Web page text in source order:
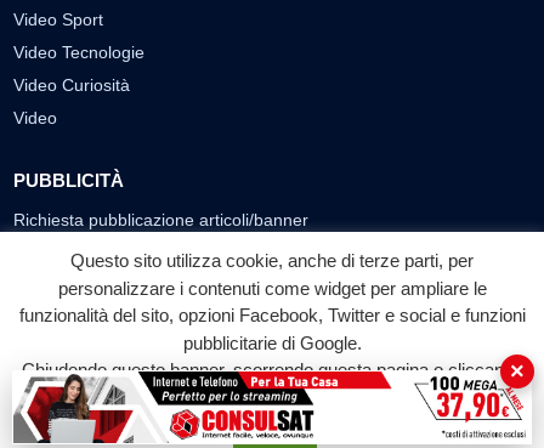
Video Sport
Video Tecnologie
Video Curiosità
Video
PUBBLICITÀ
Richiesta pubblicazione articoli/banner
SEGUICI SUI SOCIAL
f
Facebook
◎ ▶
YouTube
© 2026 LABTV - Tutti i diritti riservati
Questo sito utilizza cookie, anche di terze parti, per
personalizzare i contenuti come widget per ampliare le
funzionalità del sito, opzioni Facebook, Twitter e social e funzioni
pubblicitarie di Google.
Chiudendo questo banner, scorrendo questa pagina o cliccando
su qualunque suo elemento acconsenti all'uso dei cookie.
Accetta
×